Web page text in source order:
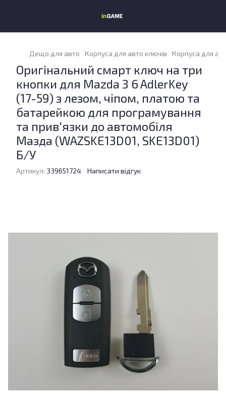
Дещо для авто Корпуса для авто ключів Корпуса для
Оригінальний смарт ключ на три
кнопки для Mazda 3 6 AdlerKey
(17-59) з лезом, чіпом, платою та
батарейкою для програмування
та прив'язки до автомобіля
Мазда (WAZSKE13D01, SKE13D01)
Б/У
Артикул: 339651724 Написати відгук